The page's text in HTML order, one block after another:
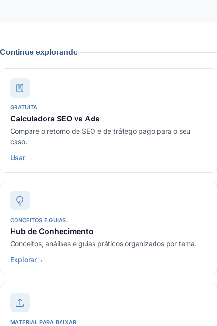
Continue explorando
GRATUITA
Calculadora SEO vs Ads
Compare o retorno de SEO e de tráfego pago para o seu
caso.
Usar→
CONCEITOS E GUIAS
Hub de Conhecimento
Conceitos, análises e guias práticos organizados por tema.
Explorar→
MATERIAL PARA BAIXAR